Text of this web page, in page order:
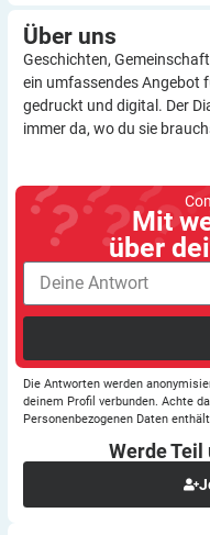
Über uns
Geschichten,
ein umfassendes Angebot
gedruckt und digital. Der
immer da, wo du sie
Mit
über
Die Antworten werden
deinem Profil verbunden. Achte
Personenbezogenen Daten
Werde Teil